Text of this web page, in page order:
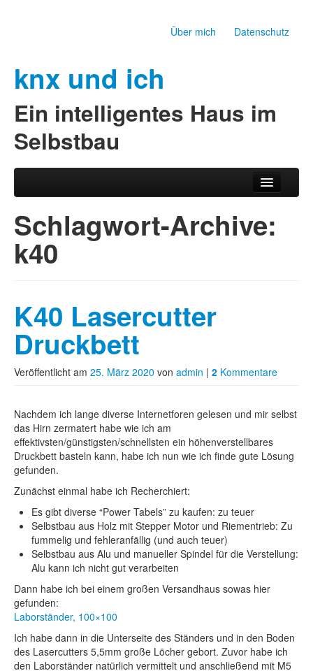
Über mich Datenschutz
knx und ich
Ein intelligentes Haus im
Selbstbau
Hauptmenü
Schlagwort-Archive:
k40
K40 Lasercutter
Druckbett
Veröffentlicht am 25. März 2020 von admin | 2 Kommentare
Nachdem ich lange diverse Internetforen gelesen und mir selbst
das Hirn zermatert habe wie ich am
effektivsten/günstigsten/schnellsten ein höhenverstellbares
Druckbett basteln kann, habe ich nun wie ich finde gute Lösung
gefunden.
Zunächst einmal habe ich Recherchiert:
Es gibt diverse “Power Tabels” zu kaufen: zu teuer
Selbstbau aus Holz mit Stepper Motor und Riementrieb: Zu
fummelig und fehleranfällig (und auch teuer)
Selbstbau aus Alu und manueller Spindel für die Verstellung:
Alu kann ich nicht gut verarbeiten
Dann habe ich bei einem großen Versandhaus sowas hier
gefunden:
Laborständer, 100×100
Ich habe dann in die Unterseite des Ständers und in den Boden
des Lasercutters 5,5mm große Löcher gebort. Zuvor habe ich
den Laborständer natürlich vermittelt und anschließend mit M5